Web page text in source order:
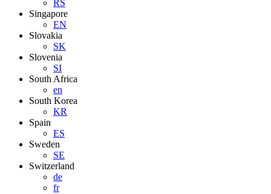
RS
Singapore
EN
Slovakia
SK
Slovenia
SI
South Africa
en
South Korea
KR
Spain
ES
Sweden
SE
Switzerland
de
fr